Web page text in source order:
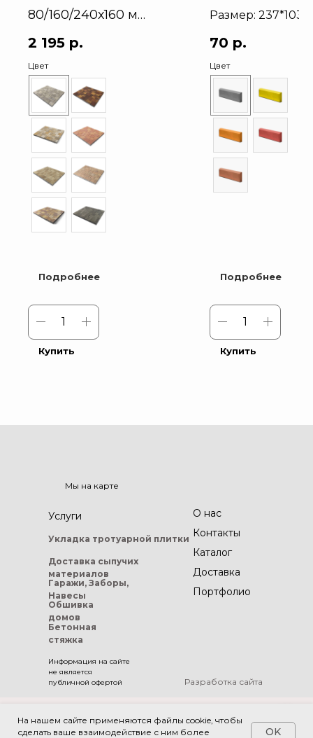
На нашем сайте применяются файлы cookie, чтобы
сделать ваше взаимодействие с ним более
OK
80/160/240х160 мм
2 195 р.
Цвет
Подробнее
Купить
Размер:
Количество: 40
70 р.
Цвет
Подробнее
Купить
О нас
Доставка
Контакты
Услуги
Каталог
Портфолио
Укладка тротуарной плитки
Доставка сыпучих
материалов
Гаражи, Заборы,
Навесы
Обшивка
домов
Бетонная
стяжка
Мы на карте
Информация на сайте
не является
публичной офертой
Разработка сайта
Политика конфиденциальности